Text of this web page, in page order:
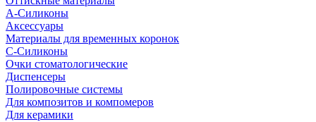
А-Силиконы
Аксессуары
Материалы для временных коронок
С-Силиконы
Очки стоматологические
Диспенсеры
Полировочные системы
Для композитов и компомеров
Для керамики